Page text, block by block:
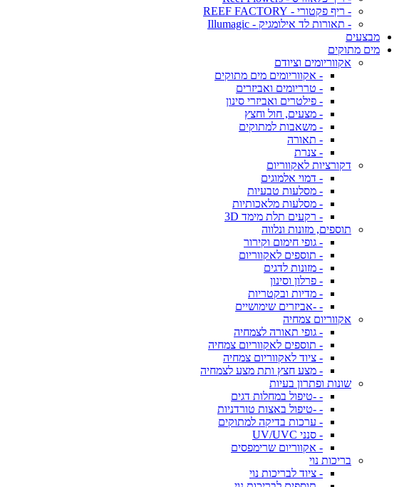
- ריף פקטורי - REEF FACTORY
- תאורות לד אילומגיק - Illumagic
מבצעים
מים מתוקים
אקווריומים וציודם
- אקווריומים מים מתוקים
- טרריומים ואביזרים
- פילטרים ואביזרי סינון
- מצעים, חול וחצץ
- משאבות למתוקים
- תאורה
- צנרת
דקורציות לאקווריום
- דמוי אלמוגים
- מסלעות טבעיות
- מסלעות מלאכותיות
- רקעים תלת מימד 3D
תוספים, מזונות ונלווה
- גופי חימום וקירור
- תוספים לאקווריום
- מזונות לדגים
- פרלון וסינון
- מדיות ובקטריות
- -אביזרים שימושיים
אקווריום צמחיה
- גופי תאורה לצמחיה
- תוספים לאקווריום צמחיה
- ציוד לאקווריום צמחיה
- מצע חצץ ותת מצע לצמחיה
שונות ופתרון בעיות
- -טיפול במחלות דגים
- -טיפול באצות טורדניות
- ערכות בדיקה למתוקים
- סנני UV/UVC
- אקווריום שרימפסים
בריכות נוי
- ציוד לבריכות נוי